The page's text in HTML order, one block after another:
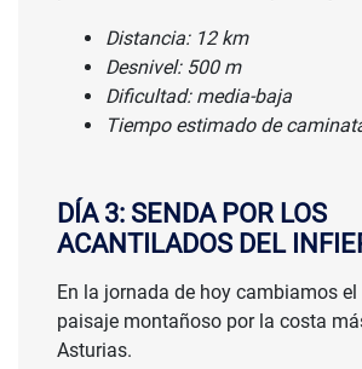
Distancia: 12 km
Desnivel: 500 m
Dificultad: media-baja
Tiempo estimado de
DÍA 3: SENDA POR LOS
ACANTILADOS DEL
En la jornada de hoy cambiamos el
paisaje montañoso por la costa
Asturias.